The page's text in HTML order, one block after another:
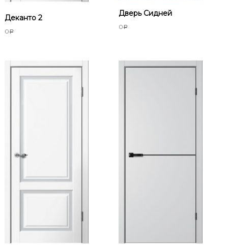
Деканто 2
0 Р
Дверь Сидней
0 Р